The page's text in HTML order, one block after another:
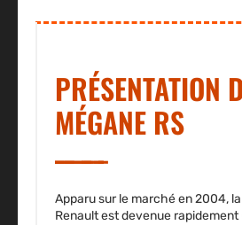
PRÉSENTATION
MÉGANE RS
Apparu sur le marché en 2004,
Renault est devenue